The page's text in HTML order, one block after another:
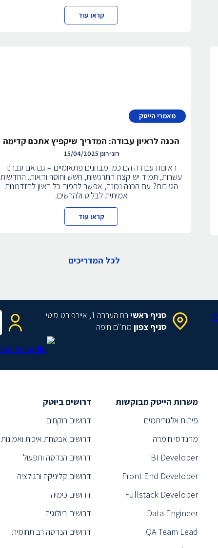
קראו עוד
מאמרי הייטק
הכנה לראיון עבודה: המדריך שיקפיץ אתכם קדימה
רוני רונן 15/04/2025
ראיונות עבודה הם כמו מבחנים פתאומיים – גם אם עברנו
עשרות, תמיד יש קצת התרגשות, חשש וחוסר ודאות. החדשות
הטובות? עם הכנה נכונה, אפשר להפוך כל ראיון להזדמנות
אמיתית לבלוט ולהרשים.
קראו עוד
לכל המדריכים
סניף ראשי רח הערבה 1, איירפורט סיטי
סניף צפון מת"ם חיפה
משרות הייטק מבוקשות
פיתוח אלגוריתמים
מהנדסי חומרה
BI Developer
Front End Developer
Fullstack Developer
Data Engineer
QA Team Lead
דרושים ביוטק
דרושים רוקחים
דרושים אבטחת איכות ואמינות
דרושים הנדסה ותפעול
דרושים קליניקה ורגולציה
דרושים כימיה
דרושים ביולוגיה
דרושים הנדסה רב תחומית